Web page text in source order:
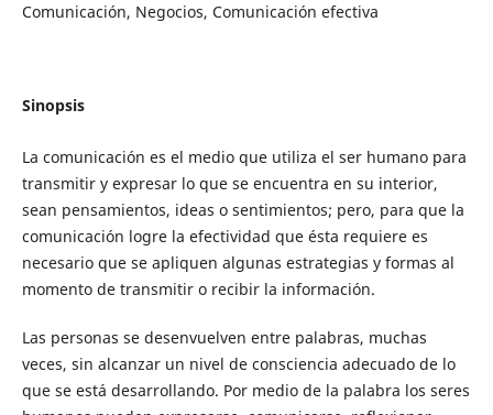
Comunicación, Negocios, Comunicación efectiva
Sinopsis
La comunicación es el medio que utiliza el ser humano para
transmitir y expresar lo que se encuentra en su interior,
sean pensamientos, ideas o sentimientos; pero, para que la
comunicación logre la efectividad que ésta requiere es
necesario que se apliquen algunas estrategias y formas al
momento de transmitir o recibir la información.
Las personas se desenvuelven entre palabras, muchas
veces, sin alcanzar un nivel de consciencia adecuado de lo
que se está desarrollando. Por medio de la palabra los seres